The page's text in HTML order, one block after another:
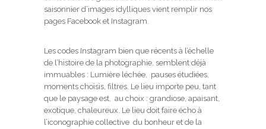
saisonnier d’images idylliques vient remplir nos
pages Facebook et Instagram.
Les codes Instagram bien que récents à l’échelle
de l’histoire de la photographie, semblent déjà
immuables : Lumière léchée, pauses étudiées,
moments choisis, filtres. Le lieu importe peu, tant
que le paysage est, au choix : grandiose, apaisant,
exotique, chaleureux. Le lieu doit faire écho à
l’iconographie collective du bonheur et de la